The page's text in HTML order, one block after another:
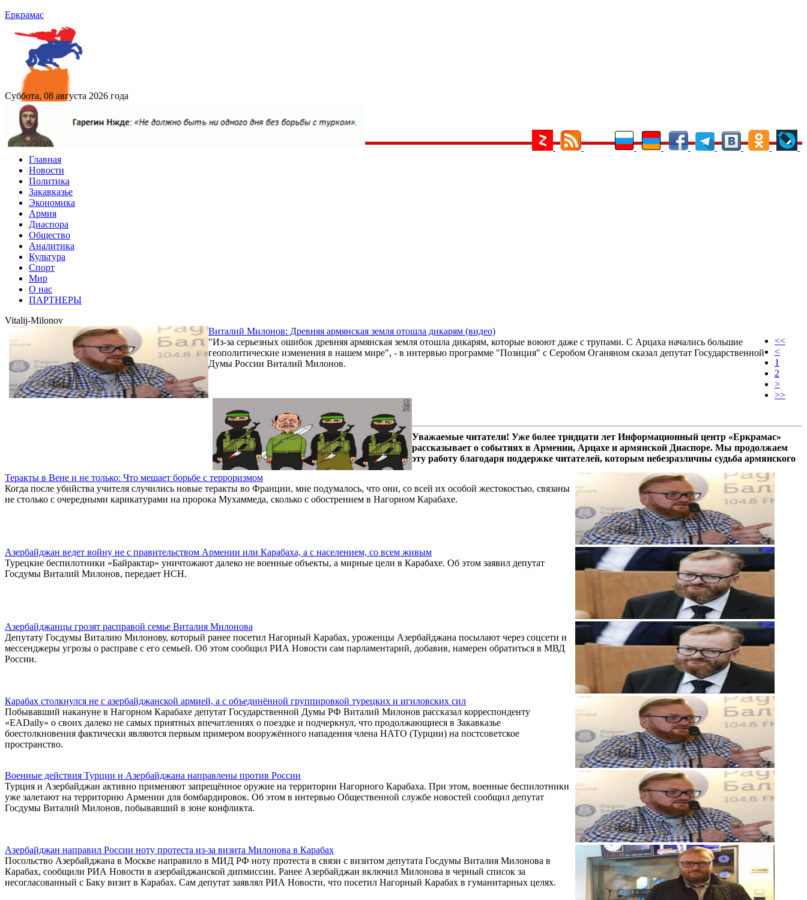
Еркрамас
Суббота, 08 августа 2026 года
Главная
Новости
Политика
Закавказье
Экономика
Армия
Диаспора
Общество
Аналитика
Культура
Спорт
Мир
О нас
ПАРТНЕРЫ
Vitalij-Milonov
Виталий Милонов: Древняя армянская земля отошла дикарям (видео)
"Из-за серьезных ошибок древняя армянская земля отошла дикарям, которые воюют даже с трупами. С Арцаха начались большие
геополитические изменения в нашем мире", - в интервью программе "Позиция" с Серобом Оганяном сказал депутат Государственной
Думы России Виталий Милонов.
Теракты в Вене и не только: Что мешает борьбе с терроризмом
Когда после убийства учителя случились новые теракты во Франции, мне подумалось, что они, со всей их особой жестокостью, связаны
не столько с очередными карикатурами на пророка Мухаммеда, сколько с обострением в Нагорном Карабахе.
Азербайджан ведет войну не с правительством Армении или Карабаха, а с населением, со всем живым
Турецкие беспилотники «Байрактар» уничтожают далеко не военные объекты, а мирные цели в Карабахе. Об этом заявил депутат
Госдумы Виталий Милонов, передает НСН.
Азербайджанцы грозят расправой семье Виталия Милонова
Депутату Госдумы Виталию Милонову, который ранее посетил Нагорный Карабах, уроженцы Азербайджана посылают через соцсети и
мессенджеры угрозы о расправе с его семьей. Об этом сообщил РИА Новости сам парламентарий, добавив, намерен обратиться в МВД
России.
Карабах столкнулся не с азербайджанской армией, а с объединённой группировкой турецких и игиловских сил
Побывавший накануне в Нагорном Карабахе депутат Государственной Думы РФ Виталий Милонов рассказал корреспонденту
«EADaily» о своих далеко не самых приятных впечатлениях о поездке и подчеркнул, что продолжающиеся в Закавказье
боестолкновения фактически являются первым примером вооружённого нападения члена НАТО (Турции) на постсоветское
пространство.
Военные действия Турции и Азербайджана направлены против России
Турция и Азербайджан активно применяют запрещённое оружие на территории Нагорного Карабаха. При этом, военные беспилотники
уже залетают на территорию Армении для бомбардировок. Об этом в интервью Общественной службе новостей сообщил депутат
Госдумы Виталий Милонов, побывавший в зоне конфликта.
Азербайджан направил России ноту протеста из-за визита Милонова в Карабах
Посольство Азербайджана в Москве направило в МИД РФ ноту протеста в связи с визитом депутата Госдумы Виталия Милонова в
Карабах, сообщили РИА Новости в азербайджанской дипмиссии. Ранее Азербайджан включил Милонова в черный список за
несогласованный с Баку визит в Карабах. Сам депутат заявлял РИА Новости, что посетил Нагорный Карабах в гуманитарных целях.
<<
<
1
2
>
>>
Уважаемые читатели! Уже более тридцати лет Информационный центр «Еркрамас»
рассказывает о событиях в Армении, Арцахе и армянской Диаспоре. Мы продолжаем
эту работу благодаря поддержке читателей, которым небезразличны судьба армянского